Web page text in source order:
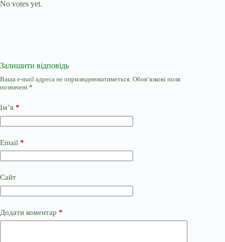
No votes yet.
Залишити відповідь
Ваша e-mail адреса не оприлюднюватиметься. Обов’язкові поля
позначені *
Ім’я *
Email *
Сайт
Додати коментар *